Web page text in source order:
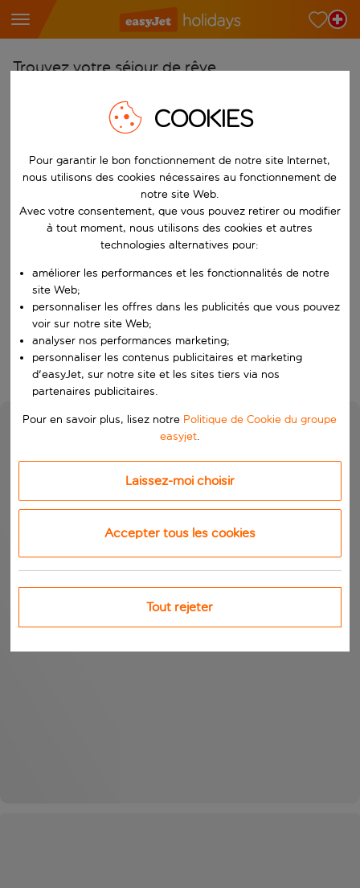
Trouvez votre séjour de rêve
Choisissez votre aéroport
Commencez à taper pour la saisie automatique. Lorsque les
Choisissez votre destination
Vers
Choisissez vos dates
Quand
Qui
Rechercher
COOKIES
Pour garantir le bon fonctionnement de notre site Internet,
nous utilisons des cookies nécessaires au fonctionnement de
notre site Web.
Avec votre consentement, que vous pouvez retirer ou modifier
à tout moment, nous utilisons des cookies et autres
technologies alternatives pour:
améliorer les performances et les fonctionnalités de notre
site Web;
personnaliser les offres dans les publicités que vous pouvez
voir sur notre site Web;
analyser nos performances marketing;
personnaliser les contenus publicitaires et marketing
d'easyJet, sur notre site et les sites tiers via nos
partenaires publicitaires.
Pour en savoir plus, lisez notre Politique de Cookie du groupe
easyjet.
Laissez-moi choisir
Accepter tous les cookies
Tout rejeter